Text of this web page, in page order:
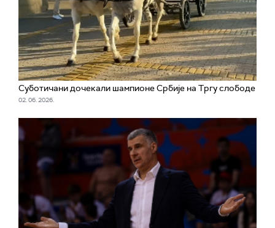
Суботичани дочекали шампионе Србије на Тргу слободе
02. 06. 2026.